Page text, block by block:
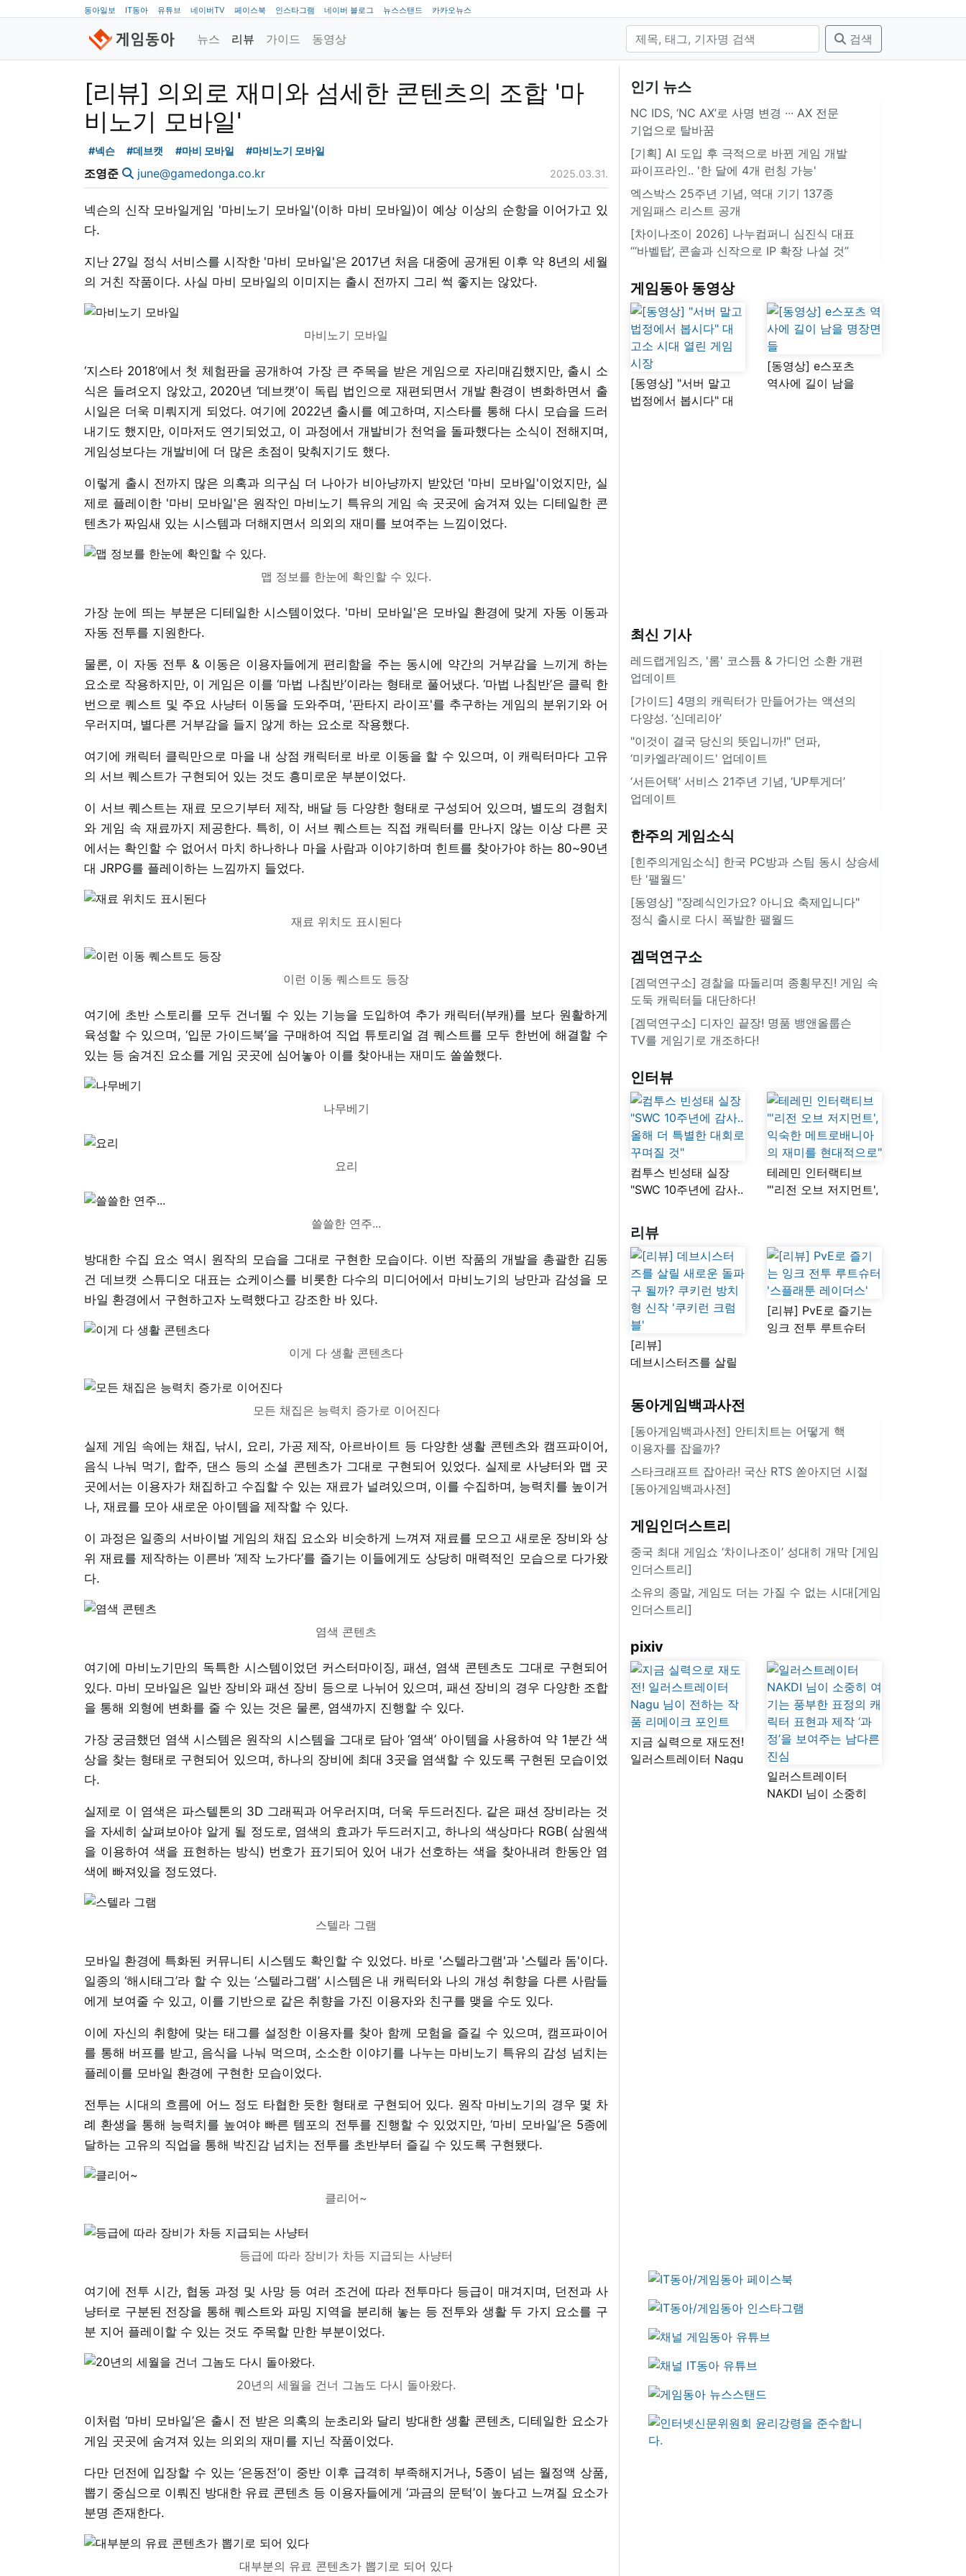
동아일보 IT동아 유튜브 네이버TV 페이스북 인스타그램 네이버 블로그 뉴스스탠드 카카오뉴스
뉴스 리뷰 가이드 동영상 검색
[리뷰] 의외로 재미와 섬세한 콘텐츠의 조합 '마
비노기 모바일'
#넥슨 #데브캣 #마비 모바일 #마비노기 모바일
조영준 june@gamedonga.co.kr 2025.03.31.
넥슨의 신작 모바일게임 '마비노기 모바일'(이하 마비 모바일)이 예상 이상의 순항을 이어가고 있
다.
지난 27일 정식 서비스를 시작한 '마비 모바일'은 2017년 처음 대중에 공개된 이후 약 8년의 세월
의 거친 작품이다. 사실 마비 모바일의 이미지는 출시 전까지 그리 썩 좋지는 않았다.
마비노기 모바일
‘지스타 2018’에서 첫 체험판을 공개하여 가장 큰 주목을 받은 게임으로 자리매김했지만, 출시 소
식은 들려오지 않았고, 2020년 ‘데브캣’이 독립 법인으로 재편되면서 개발 환경이 변화하면서 출
시일은 더욱 미뤄지게 되었다. 여기에 2022년 출시를 예고하며, 지스타를 통해 다시 모습을 드러
내기도 했지만, 이마저도 연기되었고, 이 과정에서 개발비가 천억을 돌파했다는 소식이 전해지며,
게임성보다는 개발비에 더 많은 초점이 맞춰지기도 했다.
이렇게 출시 전까지 많은 의혹과 의구심 더 나아가 비아냥까지 받았던 '마비 모바일'이었지만, 실
제로 플레이한 '마비 모바일'은 원작인 마비노기 특유의 게임 속 곳곳에 숨겨져 있는 디테일한 콘
텐츠가 짜임새 있는 시스템과 더해지면서 의외의 재미를 보여주는 느낌이었다.
맵 정보를 한눈에 확인할 수 있다.
가장 눈에 띄는 부분은 디테일한 시스템이었다. '마비 모바일'은 모바일 환경에 맞게 자동 이동과
자동 전투를 지원한다.
물론, 이 자동 전투 & 이동은 이용자들에게 편리함을 주는 동시에 약간의 거부감을 느끼게 하는
요소로 작용하지만, 이 게임은 이를 ‘마법 나침반’이라는 형태로 풀어냈다. ‘마법 나침반’은 클릭 한
번으로 퀘스트 및 주요 사냥터 이동을 도와주며, '판타지 라이프'를 추구하는 게임의 분위기와 어
우러지며, 별다른 거부감을 들지 않게 하는 요소로 작용했다.
여기에 캐릭터 클릭만으로 마을 내 상점 캐릭터로 바로 이동을 할 수 있으며, 이 캐릭터마다 고유
의 서브 퀘스트가 구현되어 있는 것도 흥미로운 부분이었다.
이 서브 퀘스트는 재료 모으기부터 제작, 배달 등 다양한 형태로 구성되어 있으며, 별도의 경험치
와 게임 속 재료까지 제공한다. 특히, 이 서브 퀘스트는 직접 캐릭터를 만나지 않는 이상 다른 곳
에서는 확인할 수 없어서 마치 하나하나 마을 사람과 이야기하며 힌트를 찾아가야 하는 80~90년
대 JRPG를 플레이하는 느낌까지 들었다.
재료 위치도 표시된다
이런 이동 퀘스트도 등장
여기에 초반 스토리를 모두 건너뛸 수 있는 기능을 도입하여 추가 캐릭터(부캐)를 보다 원활하게
육성할 수 있으며, ‘입문 가이드북’을 구매하여 직업 튜토리얼 겸 퀘스트를 모두 한번에 해결할 수
있는 등 숨겨진 요소를 게임 곳곳에 심어놓아 이를 찾아내는 재미도 쏠쏠했다.
나무베기
요리
쓸쓸한 연주...
방대한 수집 요소 역시 원작의 모습을 그대로 구현한 모습이다. 이번 작품의 개발을 총괄한 김동
건 데브캣 스튜디오 대표는 쇼케이스를 비롯한 다수의 미디어에서 마비노기의 낭만과 감성을 모
바일 환경에서 구현하고자 노력했다고 강조한 바 있다.
이게 다 생활 콘텐츠다
모든 채집은 능력치 증가로 이어진다
실제 게임 속에는 채집, 낚시, 요리, 가공 제작, 아르바이트 등 다양한 생활 콘텐츠와 캠프파이어,
음식 나눠 먹기, 합주, 댄스 등의 소셜 콘텐츠가 그대로 구현되어 있었다. 실제로 사냥터와 맵 곳
곳에서는 이용자가 채집하고 수집할 수 있는 재료가 널려있으며, 이를 수집하며, 능력치를 높이거
나, 재료를 모아 새로운 아이템을 제작할 수 있다.
이 과정은 일종의 서바이벌 게임의 채집 요소와 비슷하게 느껴져 재료를 모으고 새로운 장비와 상
위 재료를 제작하는 이른바 ‘제작 노가다’를 즐기는 이들에게도 상당히 매력적인 모습으로 다가왔
다.
염색 콘텐츠
여기에 마비노기만의 독특한 시스템이었던 커스터마이징, 패션, 염색 콘텐츠도 그대로 구현되어
있다. 마비 모바일은 일반 장비와 패션 장비 등으로 나뉘어 있으며, 패션 장비의 경우 다양한 조합
을 통해 외형에 변화를 줄 수 있는 것은 물론, 염색까지 진행할 수 있다.
가장 궁금했던 염색 시스템은 원작의 시스템을 그대로 담아 ‘염색’ 아이템을 사용하여 약 1분간 색
상을 찾는 형태로 구현되어 있으며, 하나의 장비에 최대 3곳을 염색할 수 있도록 구현된 모습이었
다.
실제로 이 염색은 파스텔톤의 3D 그래픽과 어우러지며, 더욱 두드러진다. 같은 패션 장비라는 것
을 자세히 살펴보아야 알게 될 정도로, 염색의 효과가 두드러지고, 하나의 색상마다 RGB( 삼원색
을 이용하여 색을 표현하는 방식) 번호가 표기되어 있어 내가 선호하는 색을 찾아내려 한동안 염
색에 빠져있을 정도였다.
스텔라 그램
모바일 환경에 특화된 커뮤니티 시스템도 확인할 수 있었다. 바로 '스텔라그램'과 '스텔라 돔'이다.
일종의 ‘해시태그’라 할 수 있는 ‘스텔라그램’ 시스템은 내 캐릭터와 나의 개성 취향을 다른 사람들
에게 보여줄 수 있고, 이를 기반으로 같은 취향을 가진 이용자와 친구를 맺을 수도 있다.
이에 자신의 취향에 맞는 태그를 설정한 이용자를 찾아 함께 모험을 즐길 수 있으며, 캠프파이어
를 통해 버프를 받고, 음식을 나눠 먹으며, 소소한 이야기를 나누는 마비노기 특유의 감성 넘치는
플레이를 모바일 환경에 구현한 모습이었다.
전투는 시대의 흐름에 어느 정도 타협한 듯한 형태로 구현되어 있다. 원작 마비노기의 경우 몇 차
례 환생을 통해 능력치를 높여야 빠른 템포의 전투를 진행할 수 있었지만, ‘마비 모바일’은 5종에
달하는 고유의 직업을 통해 박진감 넘치는 전투를 초반부터 즐길 수 있도록 구현됐다.
클리어~
등급에 따라 장비가 차등 지급되는 사냥터
여기에 전투 시간, 협동 과정 및 사망 등 여러 조건에 따라 전투마다 등급이 매겨지며, 던전과 사
냥터로 구분된 전장을 통해 퀘스트와 파밍 지역을 분리해 놓는 등 전투와 생활 두 가지 요소를 구
분 지어 플레이할 수 있는 것도 주목할 만한 부분이었다.
20년의 세월을 건너 그놈도 다시 돌아왔다.
이처럼 ‘마비 모바일’은 출시 전 받은 의혹의 눈초리와 달리 방대한 생활 콘텐츠, 디테일한 요소가
게임 곳곳에 숨겨져 있는 의외의 재미를 지닌 작품이었다.
다만 던전에 입장할 수 있는 ‘은동전’이 중반 이후 급격히 부족해지거나, 5종이 넘는 월정액 상품,
뽑기 중심으로 이뤄진 방대한 유료 콘텐츠 등 이용자들에게 ‘과금의 문턱’이 높다고 느껴질 요소가
분명 존재한다.
대부분의 유료 콘텐츠가 뽑기로 되어 있다
인기 뉴스
NC IDS, ‘NC AX’로 사명 변경 ∙∙∙ AX 전문
기업으로 탈바꿈
[기획] AI 도입 후 극적으로 바뀐 게임 개발
파이프라인.. '한 달에 4개 런칭 가능'
엑스박스 25주년 기념, 역대 기기 137종
게임패스 리스트 공개
[차이나조이 2026] 나누컴퍼니 심진식 대표
“‘바벨탑’, 콘솔과 신작으로 IP 확장 나설 것”
게임동아 동영상
[동영상] "서버 말고
법정에서 봅시다" 대
[동영상] e스포츠
역사에 길이 남을
최신 기사
레드랩게임즈, '롬' 코스튬 & 가디언 소환 개편
업데이트
[가이드] 4명의 캐릭터가 만들어가는 액션의
다양성. ‘신데리아’
"이것이 결국 당신의 뜻입니까!" 던파,
‘미카엘라’레이드' 업데이트
‘서든어택’ 서비스 21주년 기념, ‘UP투게더’
업데이트
한주의 게임소식
[힌주의게임소식] 한국 PC방과 스팀 동시 상승세
탄 '팰월드'
[동영상] "장례식인가요? 아니요 축제입니다"
정식 출시로 다시 폭발한 팰월드
겜덕연구소
[겜덕연구소] 경찰을 따돌리며 종횡무진! 게임 속
도둑 캐릭터들 대단하다!
[겜덕연구소] 디자인 끝장! 명품 뱅앤올룹슨
TV를 게임기로 개조하다!
인터뷰
컴투스 빈성태 실장
"SWC 10주년에 감사..
꾸며질 것"
테레민 인터랙티브
"'리전 오브 저지먼트',
리뷰
[리뷰]
데브시스터즈를 살릴
쿠키런 방치형 신작
'쿠키런 크럼블'
[리뷰] PvE로 즐기는
잉크 전투 루트슈터
동아게임백과사전
[동아게임백과사전] 안티치트는 어떻게 핵
이용자를 잡을까?
스타크래프트 잡아라! 국산 RTS 쏟아지던 시절
[동아게임백과사전]
게임인더스트리
중국 최대 게임쇼 ‘차이나조이’ 성대히 개막 [게임
인더스트리]
소유의 종말, 게임도 더는 가질 수 없는 시대[게임
인더스트리]
pixiv
지금 실력으로 재도전!
일러스트레이터 Nagu
일러스트레이터
NAKDI 님이 소중히